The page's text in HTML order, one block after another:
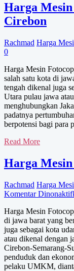
Harga
Cirebon
Rachmad Harga
0
Harga Mesin
salah satu kota di
tengah dikenal juga
Utara pulau jawa
menghubungkan
padatnya
berpotensi bagi
Harga
Fotocopy
Dukupuntang
Read More
Harga
Rachmad Harga
Komentar
Harga Mesin
di jawa barat yang
juga sebagai kota
atau dikenal dengan
Cirebon-Semarang-
penduduk dan
pelaku UMKM,